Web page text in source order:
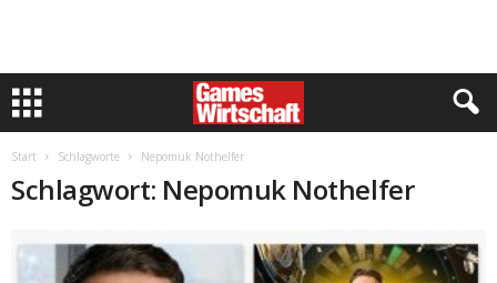
Start Schlagworte Nepomuk Nothelfer
Schlagwort: Nepomuk Nothelfer